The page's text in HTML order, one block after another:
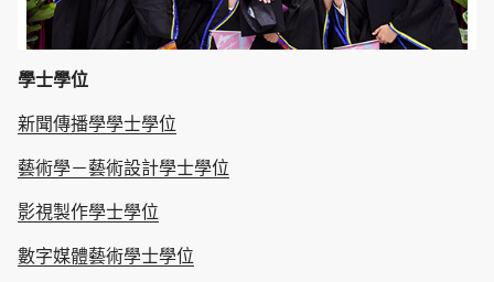
學士學位
新聞傳播學學士學位
藝術學－藝術設計學士學位
影視製作學士學位
數字媒體藝術學士學位